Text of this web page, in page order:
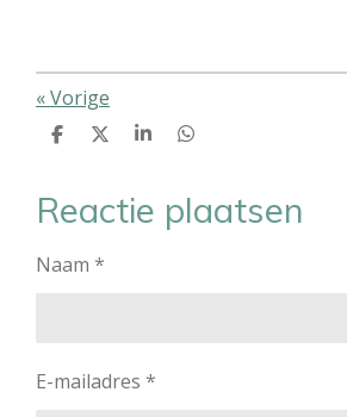
«Vorige
D
e
n
D
S
e
D
e
Reactie plaatsen
Naam *
E-mailadres *